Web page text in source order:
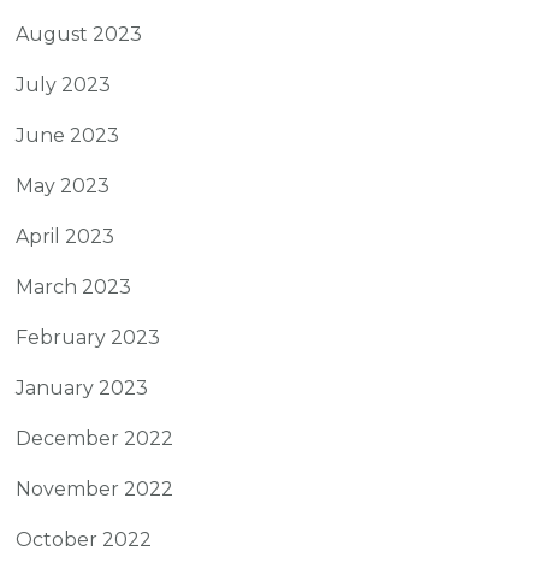
August 2023
July 2023
June 2023
May 2023
April 2023
March 2023
February 2023
January 2023
December 2022
November 2022
October 2022